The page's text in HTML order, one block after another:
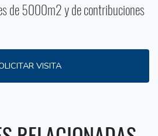
de 5000m2 y de contribuciones
VISITA